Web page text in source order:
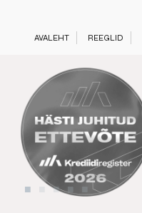
AVALEHT REEGLID